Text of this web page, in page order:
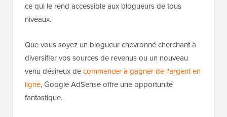
ce qui le rend accessible aux blogueurs de tous
niveaux.
Que vous soyez un blogueur chevronné cherchant à
diversifier vos sources de revenus ou un nouveau
venu désireux decommencer à gagner de l'argent en
ligne, Google AdSense offre une opportunité
fantastique.